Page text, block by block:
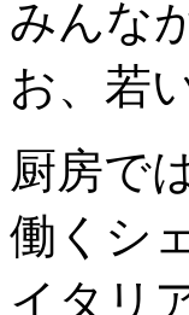
みんな
お、若
厨房で
働くシ
イタリ